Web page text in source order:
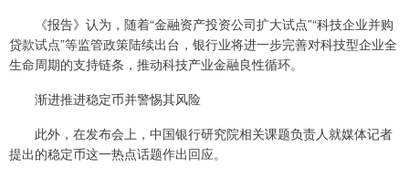
《报告》认为，随着“金融资产投资公司扩大试点”“科技企业并购
贷款试点”等监管政策陆续出台，银行业将进一步完善对科技型企业全
生命周期的支持链条，推动科技产业金融良性循环。
渐进推进稳定币并警惕其风险
此外，在发布会上，中国银行研究院相关课题负责人就媒体记者
提出的稳定币这一热点话题作出回应。